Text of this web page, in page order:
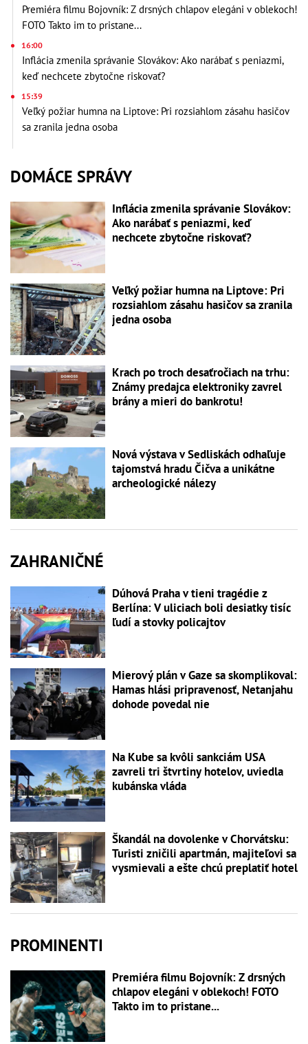
Premiéra filmu Bojovník: Z drsných chlapov elegáni v oblekoch!
FOTO Takto im to pristane...
16:00
Inflácia zmenila správanie Slovákov: Ako narábať s peniazmi,
keď nechcete zbytočne riskovať?
15:39
Veľký požiar humna na Liptove: Pri rozsiahlom zásahu hasičov
sa zranila jedna osoba
DOMÁCE SPRÁVY
Inflácia zmenila správanie Slovákov:
Ako narábať s peniazmi, keď
nechcete zbytočne riskovať?
Veľký požiar humna na Liptove: Pri
rozsiahlom zásahu hasičov sa zranila
jedna osoba
Krach po troch desaťročiach na trhu:
Známy predajca elektroniky zavrel
brány a mieri do bankrotu!
Nová výstava v Sedliskách odhaľuje
tajomstvá hradu Čičva a unikátne
archeologické nálezy
ZAHRANIČNÉ
Dúhová Praha v tieni tragédie z
Berlína: V uliciach boli desiatky tisíc
ľudí a stovky policajtov
Mierový plán v Gaze sa skomplikoval:
Hamas hlási pripravenosť, Netanjahu
dohode povedal nie
Na Kube sa kvôli sankciám USA
zavreli tri štvrtiny hotelov, uviedla
kubánska vláda
Škandál na dovolenke v Chorvátsku:
Turisti zničili apartmán, majiteľovi sa
vysmievali a ešte chcú preplatiť hotel
PROMINENTI
Premiéra filmu Bojovník: Z drsných
chlapov elegáni v oblekoch! FOTO
Takto im to pristane...